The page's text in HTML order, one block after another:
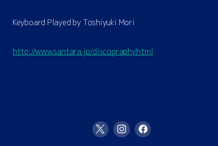
Keyboard Played by Toshiyuki Mori
http://www.santara.jp/discography.html